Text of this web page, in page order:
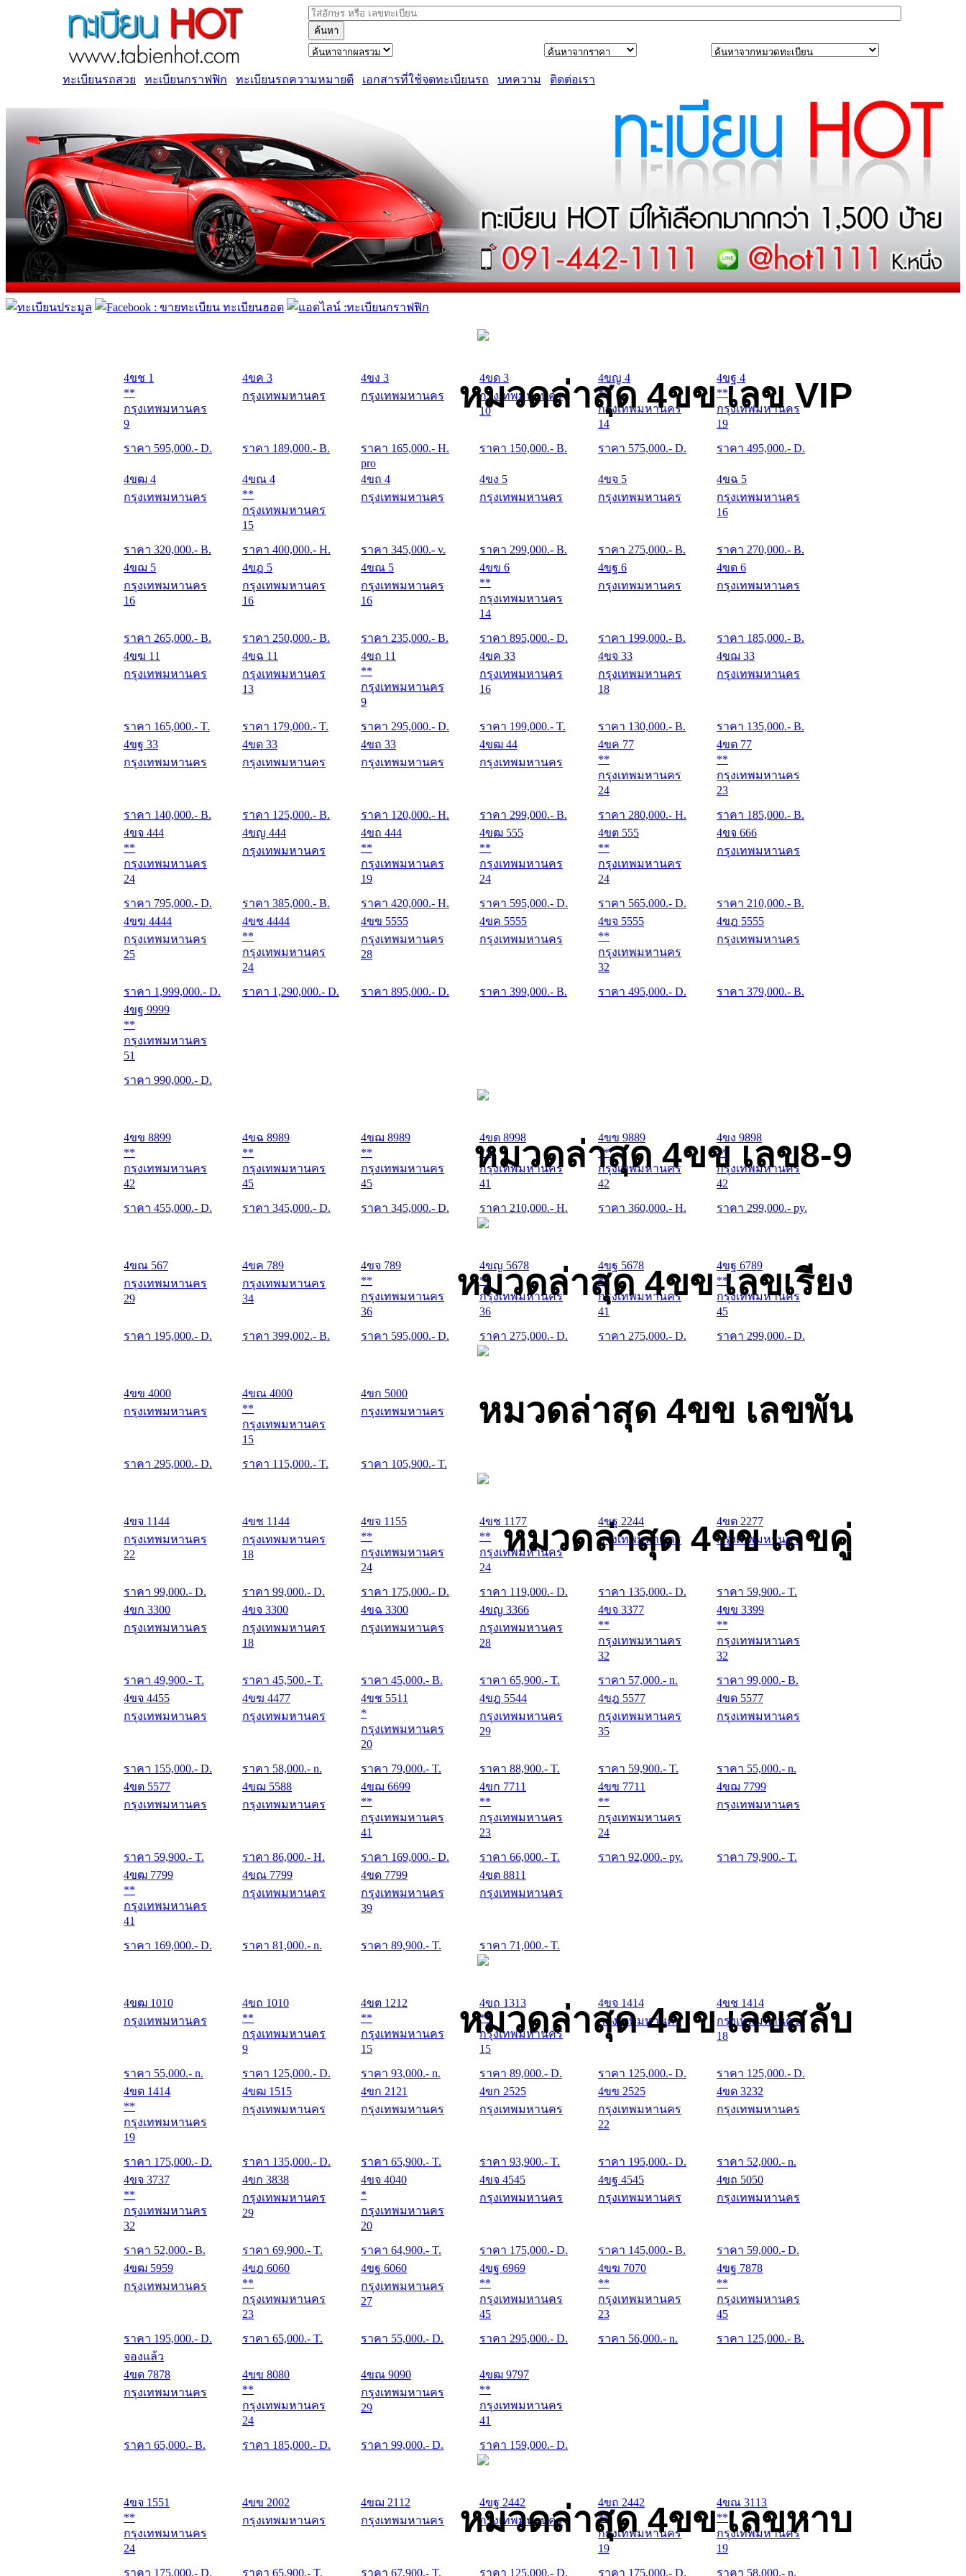
ค้นหา
ทะเบียนรถสวย ทะเบียนกราฟฟิก ทะเบียนรถความหมายดี เอกสารที่ใช้จดทะเบียนรถ บทความ ติดต่อเรา
หมวดล่าสุด 4ขข เลข VIP
4ขช 1
**
กรุงเทพมหานคร
9
ราคา 595,000.- D.
4ขค 3
กรุงเทพมหานคร
ราคา 189,000.- B.
4ขง 3
กรุงเทพมหานคร
ราคา 165,000.- H.
4ขด 3
กรุงเทพมหานคร
10
ราคา 150,000.- B.
4ขญ 4
**
กรุงเทพมหานคร
14
ราคา 575,000.- D.
4ขฐ 4
**
กรุงเทพมหานคร
19
ราคา 495,000.- D.
4ขฒ 4
กรุงเทพมหานคร
ราคา 320,000.- B.
4ขณ 4
**
กรุงเทพมหานคร
15
ราคา 400,000.- H.
pro
4ขถ 4
กรุงเทพมหานคร
ราคา 345,000.- v.
4ขง 5
กรุงเทพมหานคร
ราคา 299,000.- B.
4ขจ 5
กรุงเทพมหานคร
ราคา 275,000.- B.
4ขฉ 5
กรุงเทพมหานคร
16
ราคา 270,000.- B.
4ขฌ 5
กรุงเทพมหานคร
16
ราคา 265,000.- B.
4ขฎ 5
กรุงเทพมหานคร
16
ราคา 250,000.- B.
4ขณ 5
กรุงเทพมหานคร
16
ราคา 235,000.- B.
4ขข 6
**
กรุงเทพมหานคร
14
ราคา 895,000.- D.
4ขฐ 6
กรุงเทพมหานคร
ราคา 199,000.- B.
4ขด 6
กรุงเทพมหานคร
ราคา 185,000.- B.
4ขฆ 11
กรุงเทพมหานคร
ราคา 165,000.- T.
4ขฉ 11
กรุงเทพมหานคร
13
ราคา 179,000.- T.
4ขถ 11
**
กรุงเทพมหานคร
9
ราคา 295,000.- D.
4ขค 33
กรุงเทพมหานคร
16
ราคา 199,000.- T.
4ขจ 33
กรุงเทพมหานคร
18
ราคา 130,000.- B.
4ขฌ 33
กรุงเทพมหานคร
ราคา 135,000.- B.
4ขฐ 33
กรุงเทพมหานคร
ราคา 140,000.- B.
4ขด 33
กรุงเทพมหานคร
ราคา 125,000.- B.
4ขถ 33
กรุงเทพมหานคร
ราคา 120,000.- H.
4ขฒ 44
กรุงเทพมหานคร
ราคา 299,000.- B.
4ขค 77
**
กรุงเทพมหานคร
24
ราคา 280,000.- H.
4ขต 77
**
กรุงเทพมหานคร
23
ราคา 185,000.- B.
4ขจ 444
**
กรุงเทพมหานคร
24
ราคา 795,000.- D.
4ขญ 444
กรุงเทพมหานคร
ราคา 385,000.- B.
4ขถ 444
**
กรุงเทพมหานคร
19
ราคา 420,000.- H.
4ขฒ 555
**
กรุงเทพมหานคร
24
ราคา 595,000.- D.
4ขต 555
**
กรุงเทพมหานคร
24
ราคา 565,000.- D.
4ขจ 666
กรุงเทพมหานคร
ราคา 210,000.- B.
4ขฆ 4444
กรุงเทพมหานคร
25
ราคา 1,999,000.- D.
4ขช 4444
**
กรุงเทพมหานคร
24
ราคา 1,290,000.- D.
4ขข 5555
กรุงเทพมหานคร
28
ราคา 895,000.- D.
4ขค 5555
กรุงเทพมหานคร
ราคา 399,000.- B.
4ขจ 5555
**
กรุงเทพมหานคร
32
ราคา 495,000.- D.
4ขฎ 5555
กรุงเทพมหานคร
ราคา 379,000.- B.
4ขฐ 9999
**
กรุงเทพมหานคร
51
ราคา 990,000.- D.
หมวดล่าสุด 4ขข เลข8-9
4ขข 8899
**
กรุงเทพมหานคร
42
ราคา 455,000.- D.
4ขฉ 8989
**
กรุงเทพมหานคร
45
ราคา 345,000.- D.
4ขฌ 8989
**
กรุงเทพมหานคร
45
ราคา 345,000.- D.
4ขด 8998
**
กรุงเทพมหานคร
41
ราคา 210,000.- H.
4ขข 9889
**
กรุงเทพมหานคร
42
ราคา 360,000.- H.
4ขง 9898
**
กรุงเทพมหานคร
42
ราคา 299,000.- py.
หมวดล่าสุด 4ขข เลขเรียง
4ขณ 567
กรุงเทพมหานคร
29
ราคา 195,000.- D.
4ขค 789
กรุงเทพมหานคร
34
ราคา 399,002.- B.
4ขจ 789
**
กรุงเทพมหานคร
36
ราคา 595,000.- D.
4ขญ 5678
**
กรุงเทพมหานคร
36
ราคา 275,000.- D.
4ขฐ 5678
**
กรุงเทพมหานคร
41
ราคา 275,000.- D.
4ขฐ 6789
**
กรุงเทพมหานคร
45
ราคา 299,000.- D.
หมวดล่าสุด 4ขข เลขพัน
4ขข 4000
กรุงเทพมหานคร
ราคา 295,000.- D.
4ขณ 4000
**
กรุงเทพมหานคร
15
ราคา 115,000.- T.
4ขก 5000
กรุงเทพมหานคร
ราคา 105,900.- T.
หมวดล่าสุด 4ขข เลขคู่
4ขจ 1144
กรุงเทพมหานคร
22
ราคา 99,000.- D.
4ขช 1144
กรุงเทพมหานคร
18
ราคา 99,000.- D.
4ขจ 1155
**
กรุงเทพมหานคร
24
ราคา 175,000.- D.
4ขช 1177
**
กรุงเทพมหานคร
24
ราคา 119,000.- D.
4ขฐ 2244
กรุงเทพมหานคร
ราคา 135,000.- D.
4ขต 2277
กรุงเทพมหานคร
ราคา 59,900.- T.
4ขก 3300
กรุงเทพมหานคร
ราคา 49,900.- T.
4ขจ 3300
กรุงเทพมหานคร
18
ราคา 45,500.- T.
4ขฉ 3300
กรุงเทพมหานคร
ราคา 45,000.- B.
4ขญ 3366
กรุงเทพมหานคร
28
ราคา 65,900.- T.
4ขจ 3377
**
กรุงเทพมหานคร
32
ราคา 57,000.- n.
4ขข 3399
**
กรุงเทพมหานคร
32
ราคา 99,000.- B.
4ขจ 4455
กรุงเทพมหานคร
ราคา 155,000.- D.
4ขฆ 4477
กรุงเทพมหานคร
ราคา 58,000.- n.
4ขช 5511
*
กรุงเทพมหานคร
20
ราคา 79,000.- T.
4ขฎ 5544
กรุงเทพมหานคร
29
ราคา 88,900.- T.
4ขฎ 5577
กรุงเทพมหานคร
35
ราคา 59,900.- T.
4ขด 5577
กรุงเทพมหานคร
ราคา 55,000.- n.
4ขต 5577
กรุงเทพมหานคร
ราคา 59,900.- T.
4ขฌ 5588
กรุงเทพมหานคร
ราคา 86,000.- H.
4ขฌ 6699
**
กรุงเทพมหานคร
41
ราคา 169,000.- D.
4ขก 7711
**
กรุงเทพมหานคร
23
ราคา 66,000.- T.
4ขข 7711
**
กรุงเทพมหานคร
24
ราคา 92,000.- py.
4ขฌ 7799
กรุงเทพมหานคร
ราคา 79,900.- T.
4ขฒ 7799
**
กรุงเทพมหานคร
41
ราคา 169,000.- D.
4ขณ 7799
กรุงเทพมหานคร
ราคา 81,000.- n.
4ขด 7799
กรุงเทพมหานคร
39
ราคา 89,900.- T.
4ขต 8811
กรุงเทพมหานคร
ราคา 71,000.- T.
หมวดล่าสุด 4ขข เลขสลับ
4ขฒ 1010
กรุงเทพมหานคร
ราคา 55,000.- n.
4ขถ 1010
**
กรุงเทพมหานคร
9
ราคา 125,000.- D.
4ขต 1212
**
กรุงเทพมหานคร
15
ราคา 93,000.- n.
4ขถ 1313
**
กรุงเทพมหานคร
15
ราคา 89,000.- D.
4ขจ 1414
กรุงเทพมหานคร
ราคา 125,000.- D.
4ขช 1414
กรุงเทพมหานคร
18
ราคา 125,000.- D.
4ขต 1414
**
กรุงเทพมหานคร
19
ราคา 175,000.- D.
4ขฒ 1515
กรุงเทพมหานคร
ราคา 135,000.- D.
4ขก 2121
กรุงเทพมหานคร
ราคา 65,900.- T.
4ขก 2525
กรุงเทพมหานคร
ราคา 93,900.- T.
4ขข 2525
กรุงเทพมหานคร
22
ราคา 195,000.- D.
4ขด 3232
กรุงเทพมหานคร
ราคา 52,000.- n.
4ขจ 3737
**
กรุงเทพมหานคร
32
ราคา 52,000.- B.
4ขก 3838
กรุงเทพมหานคร
29
ราคา 69,900.- T.
4ขจ 4040
*
กรุงเทพมหานคร
20
ราคา 64,900.- T.
4ขจ 4545
กรุงเทพมหานคร
ราคา 175,000.- D.
4ขฐ 4545
กรุงเทพมหานคร
ราคา 145,000.- B.
4ขถ 5050
กรุงเทพมหานคร
ราคา 59,000.- D.
4ขฒ 5959
กรุงเทพมหานคร
ราคา 195,000.- D.
4ขฎ 6060
**
กรุงเทพมหานคร
23
ราคา 65,000.- T.
4ขฐ 6060
กรุงเทพมหานคร
27
ราคา 55,000.- D.
4ขฐ 6969
**
กรุงเทพมหานคร
45
ราคา 295,000.- D.
4ขฆ 7070
**
กรุงเทพมหานคร
23
ราคา 56,000.- n.
4ขฐ 7878
**
กรุงเทพมหานคร
45
ราคา 125,000.- B.
จองแล้ว
4ขด 7878
กรุงเทพมหานคร
ราคา 65,000.- B.
4ขข 8080
**
กรุงเทพมหานคร
24
ราคา 185,000.- D.
4ขณ 9090
กรุงเทพมหานคร
29
ราคา 99,000.- D.
4ขฒ 9797
**
กรุงเทพมหานคร
41
ราคา 159,000.- D.
หมวดล่าสุด 4ขข เลขหาบ
4ขจ 1551
**
กรุงเทพมหานคร
24
ราคา 175,000.- D.
4ขข 2002
กรุงเทพมหานคร
ราคา 65,900.- T.
4ขฌ 2112
กรุงเทพมหานคร
ราคา 67,900.- T.
4ขฐ 2442
กรุงเทพมหานคร
ราคา 125,000.- D.
4ขถ 2442
**
กรุงเทพมหานคร
19
ราคา 175,000.- D.
4ขณ 3113
**
กรุงเทพมหานคร
19
ราคา 58,000.- n.